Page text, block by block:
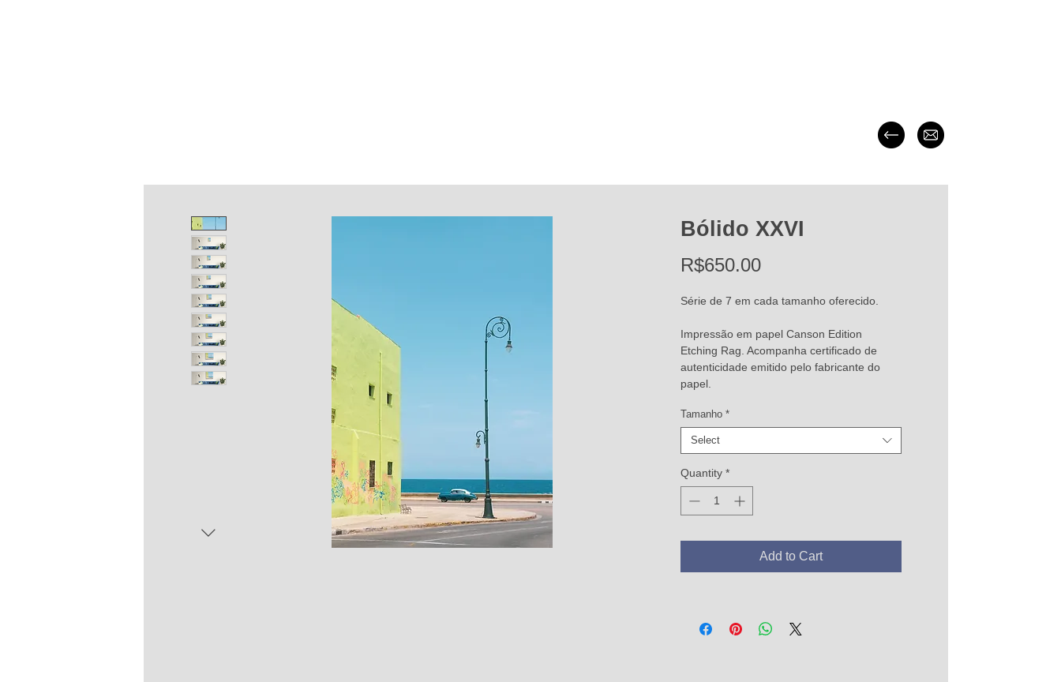
Bólido XXVI
R$650.00Price
Série de 7 em cada tamanho oferecido.
Impressão em papel Canson Edition
Etching Rag. Acompanha certificado de
autenticidade emitido pelo fabricante do
papel.
Tamanho *
Select
Quantity *
Add to Cart